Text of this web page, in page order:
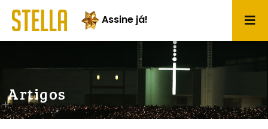
Assine já!
Artigos